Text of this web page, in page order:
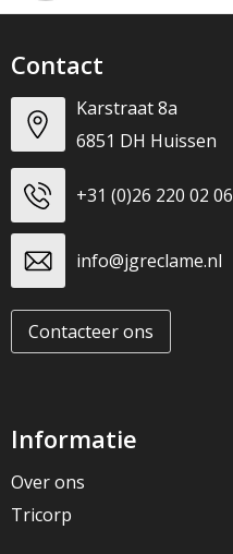
Contact
Karstraat 8a
6851 DH Huissen
+31 (0)26 220 02 06
info@jgreclame.nl
Contacteer ons
Informatie
Over ons
Tricorp